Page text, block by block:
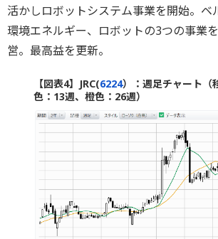
活かしロボットシステム事業を開始。ベ
環境エネルギー、ロボットの3つの事業
営。最高益を更新。
【図表4】JRC(6224）：週足チャート（
色：13週、橙色：26週）